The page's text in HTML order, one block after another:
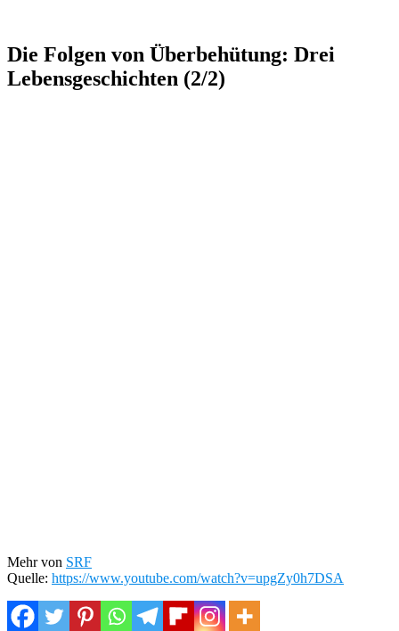
Die Folgen von Überbehütung: Drei
Lebensgeschichten (2/2)
Mehr von SRF
Quelle: https://www.youtube.com/watch?v=upgZy0h7DSA